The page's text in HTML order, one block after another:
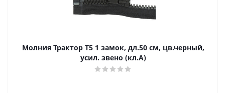
Молния Трактор Т5 1 замок, дл.50 см, цв.черный,
усил. звено (кл.А)